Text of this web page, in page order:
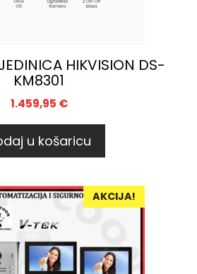
HIKVISION DS-
KM8301
1.459,95 €
u košaricu
AKCIJA!